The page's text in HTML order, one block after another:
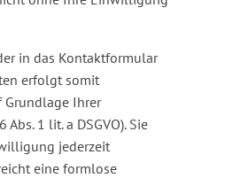
in das Kontaktformular
erfolgt somit
Ihrer
1 lit. a DSGVO). Sie
jederzeit
eine formlose